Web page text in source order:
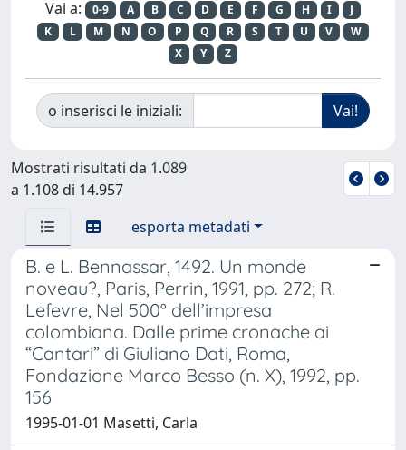
Vai a: 0-9 A B C D E F G H I
J
K
L M N O P Q R S T U V
W
X
Y Z
o inserisci le iniziali:
Mostrati risultati da 1.089
a 1.108 di 14.957
esporta metadati
B. e L. Bennassar, 1492. Un monde
noveau?, Paris, Perrin, 1991, pp. 272; R.
Lefevre, Nel 500° dell’impresa
colombiana. Dalle prime cronache ai
“Cantari” di Giuliano Dati, Roma,
Fondazione Marco Besso (n. X), 1992, pp.
156
1995-01-01 Masetti, Carla